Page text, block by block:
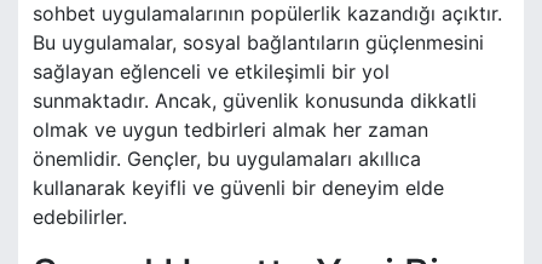
sohbet uygulamalarının popülerlik kazandığı açıktır.
Bu uygulamalar, sosyal bağlantıların güçlenmesini
sağlayan eğlenceli ve etkileşimli bir yol
sunmaktadır. Ancak, güvenlik konusunda dikkatli
olmak ve uygun tedbirleri almak her zaman
önemlidir. Gençler, bu uygulamaları akıllıca
kullanarak keyifli ve güvenli bir deneyim elde
edebilirler.